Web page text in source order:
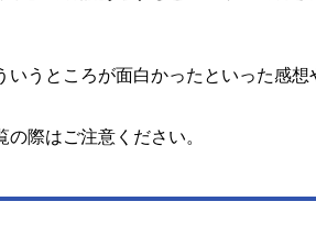
いうところが面白かったといった感想
際はご注意ください。